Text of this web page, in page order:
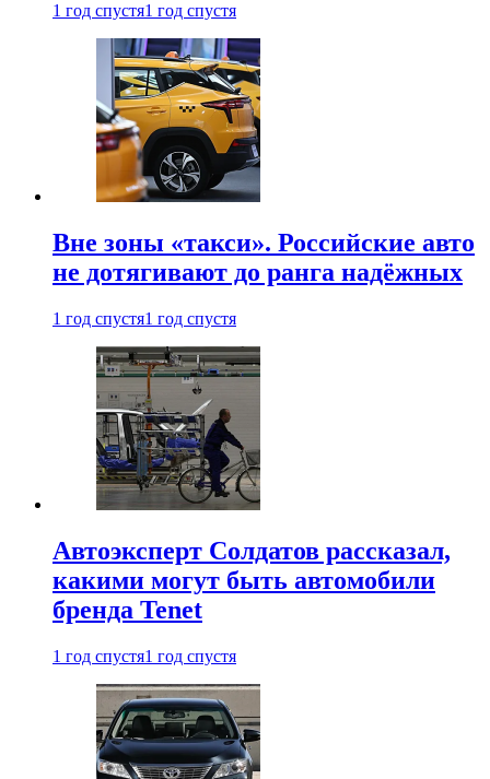
1 год спустя1 год спустя
Вне зоны «такси». Российские авто
не дотягивают до ранга надёжных
1 год спустя1 год спустя
Автоэксперт Солдатов рассказал,
какими могут быть автомобили
бренда Tenet
1 год спустя1 год спустя